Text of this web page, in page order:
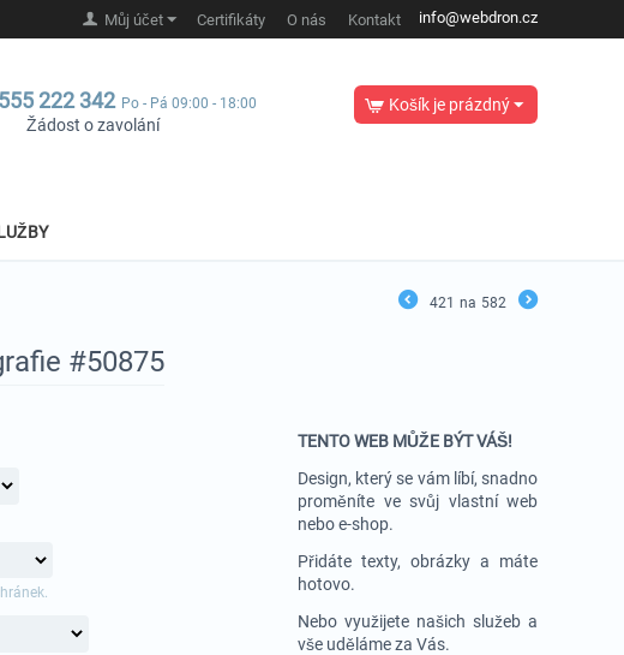
info@webdron.cz
Certifikáty O nás Kontakt
Můj účet
555 222 342 Po - Pá 09:00 - 18:00
Žádost o zavolání
Košík je prázdný
421 na 582
#50875
TENTO WEB MŮŽE BÝT VÁŠ!
Design, který se vám líbí, snadno
proměníte ve svůj vlastní web
nebo e-shop.
Přidáte texty, obrázky a máte
hotovo.
Nebo využijete našich služeb a
vše uděláme za Vás.